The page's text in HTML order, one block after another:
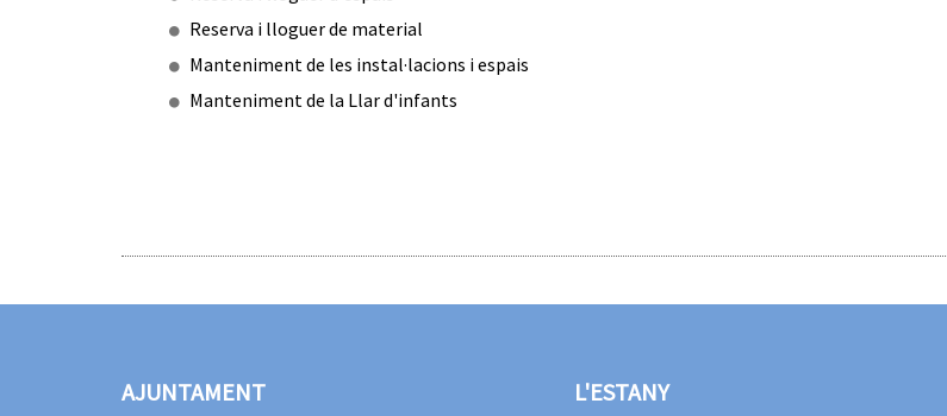
Reserva i lloguer de material
Manteniment de les instal·lacions i espais
Manteniment de la Llar d'infants
AJUNTAMENT L'ESTANY